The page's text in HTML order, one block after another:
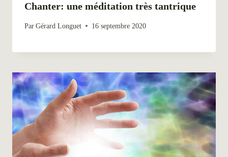
Chanter: une méditation très tantrique
Par Gérard Longuet 16 septembre 2020